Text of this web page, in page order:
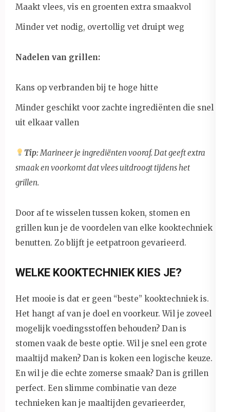
Maakt vlees, vis en groenten extra smaakvol
Minder vet nodig, overtollig vet druipt weg
Nadelen van grillen:
Kans op verbranden bij te hoge hitte
Minder geschikt voor zachte ingrediënten die snel
uit elkaar vallen
Tip:Marineer je ingrediënten vooraf. Dat geeft extra
smaak en voorkomt dat vlees uitdroogt tijdens het
grillen.
Door af te wisselen tussen koken, stomen en
grillen kun je de voordelen van elke kooktechniek
benutten. Zo blijft je eetpatroon gevarieerd.
WELKE KOOKTECHNIEK KIES JE?
Het mooie is dat er geen “beste” kooktechniek is.
Het hangt af van je doel en voorkeur. Wil je zoveel
mogelijk voedingsstoffen behouden? Dan is
stomen vaak de beste optie. Wil je snel een grote
maaltijd maken? Dan is koken een logische keuze.
En wil je die echte zomerse smaak? Dan is grillen
perfect. Een slimme combinatie van deze
technieken kan je maaltijden gevarieerder,